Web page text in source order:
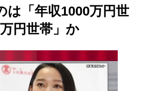
は「年収1000万円世
円世帯」か